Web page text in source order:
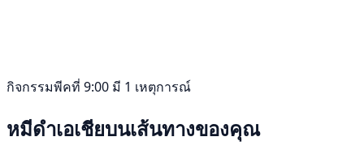
กิจกรรมพีคที่ 9:00 มี 1 เหตุการณ์
หมีดำเอเชียบนเส้นทางของคุณ